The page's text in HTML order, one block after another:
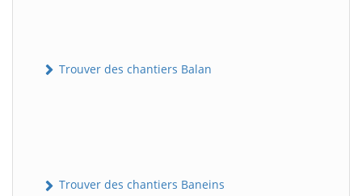
Trouver des chantiers Balan
Trouver des chantiers Baneins